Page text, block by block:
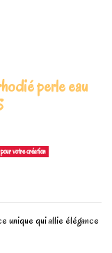
perle eau
votre création
unique qui allie élégance